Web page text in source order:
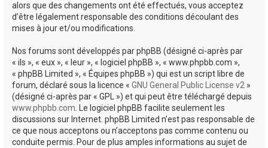
alors que des changements ont été effectués, vous acceptez
d’être légalement responsable des conditions découlant des
mises à jour et/ou modifications.
Nos forums sont développés par phpBB (désigné ci-après par
« ils », « eux », « leur », « logiciel phpBB », « www.phpbb.com »,
« phpBB Limited », « Équipes phpBB ») qui est un script libre de
forum, déclaré sous la licence « GNU General Public License v2 »
(désigné ci-après par « GPL ») et qui peut être téléchargé depuis
www.phpbb.com. Le logiciel phpBB facilite seulement les
discussions sur Internet. phpBB Limited n’est pas responsable de
ce que nous acceptons ou n’acceptons pas comme contenu ou
conduite permis. Pour de plus amples informations au sujet de